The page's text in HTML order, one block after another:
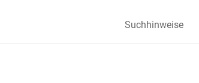
Suchhinweise